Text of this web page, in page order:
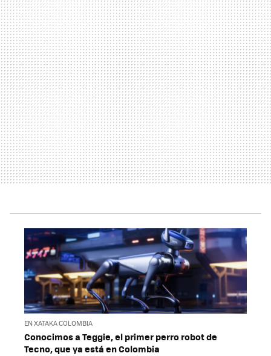
EN XATAKA COLOMBIA
Conocimos a Teggie, el primer perro robot de
Tecno, que ya está en Colombia